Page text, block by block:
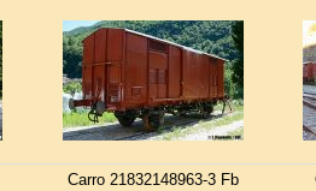
Carro 21832148963-3 Fb